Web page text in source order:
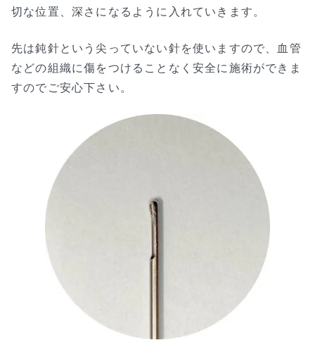
切な位置、深さになるように入れていきます。
先は鈍針という尖っていない針を使いますので、血管
などの組織に傷をつけることなく安全に施術ができま
すのでご安心下さい。